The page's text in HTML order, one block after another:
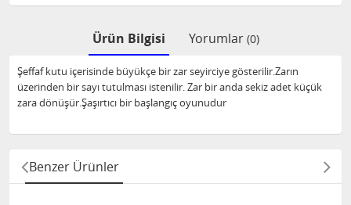
Ürün Bilgisi Yorumlar (0)
Şeffaf kutu içerisinde büyükçe bir zar seyirciye gösterilir.Zarın
üzerinden bir sayı tutulması istenilir. Zar bir anda sekiz adet küçük
zara dönüşür.Şaşırtıcı bir başlangıç oyunudur
Benzer Ürünler